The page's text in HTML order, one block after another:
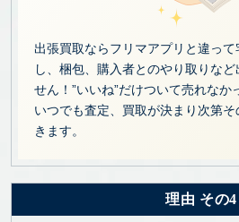
出張買取ならフリマアプリと違っ
し、梱包、購入者とのやり取りな
せん！”いいね”だけついて売れなか
いつでも査定、買取が決まり次第
きます。
理由 その4